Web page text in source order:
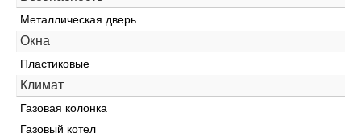
Металлическая дверь
Окна
Пластиковые
Климат
Газовая колонка
Газовый котел